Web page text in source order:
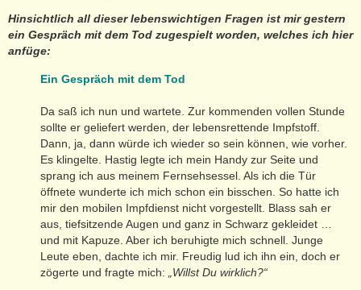
Hinsichtlich all dieser lebenswichtigen Fragen ist mir gestern
ein Gespräch mit dem Tod zugespielt worden, welches ich hier
anfüge:
Ein Gespräch mit dem Tod
Da saß ich nun und wartete. Zur kommenden vollen Stunde
sollte er geliefert werden, der lebensrettende Impfstoff.
Dann, ja, dann würde ich wieder so sein können, wie vorher.
Es klingelte. Hastig legte ich mein Handy zur Seite und
sprang ich aus meinem Fernsehsessel. Als ich die Tür
öffnete wunderte ich mich schon ein bisschen. So hatte ich
mir den mobilen Impfdienst nicht vorgestellt. Blass sah er
aus, tiefsitzende Augen und ganz in Schwarz gekleidet …
und mit Kapuze. Aber ich beruhigte mich schnell. Junge
Leute eben, dachte ich mir. Freudig lud ich ihn ein, doch er
zögerte und fragte mich:
„Willst Du wirklich?“